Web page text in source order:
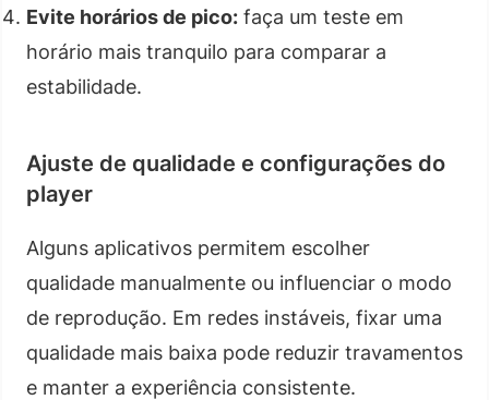
Evite horários de pico: faça um teste em
horário mais tranquilo para comparar a
estabilidade.
Ajuste de qualidade e configurações do
player
Alguns aplicativos permitem escolher
qualidade manualmente ou influenciar o modo
de reprodução. Em redes instáveis, fixar uma
qualidade mais baixa pode reduzir travamentos
e manter a experiência consistente.